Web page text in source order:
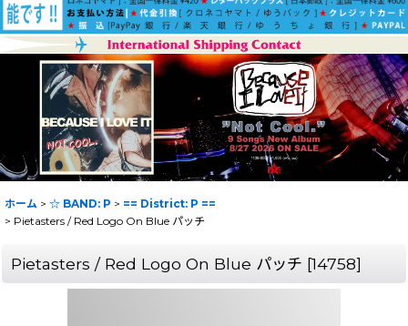
ホーム > ☆ BAND: P > == District: P ==
> Pietasters / Red Logo On Blue パッチ
Pietasters / Red Logo On Blue パッチ [14758]